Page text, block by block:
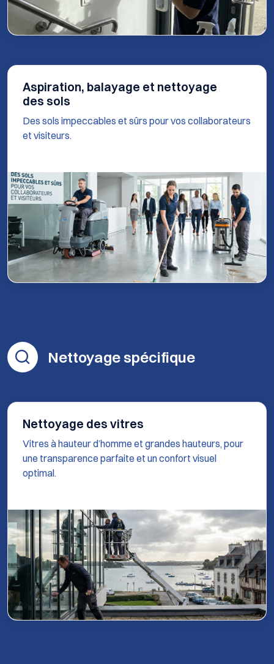
Aspiration, balayage et nettoyage
des sols
Des sols impeccables et sûrs pour vos collaborateurs
et visiteurs.
Nettoyage spécifique
Nettoyage des vitres
Vitres à hauteur d’homme et grandes hauteurs, pour
une transparence parfaite et un confort visuel
optimal.